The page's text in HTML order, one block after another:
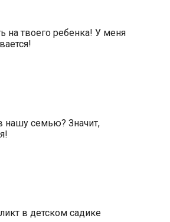
на твоего ребенка! У меня
нашу семью? Значит,
в детском садике